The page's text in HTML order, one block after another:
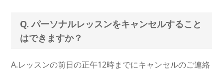
Q. パーソナルレッスンをキャンセルすること
はできますか？
A.レッスンの前日の正午12時までにキャンセルのご連絡